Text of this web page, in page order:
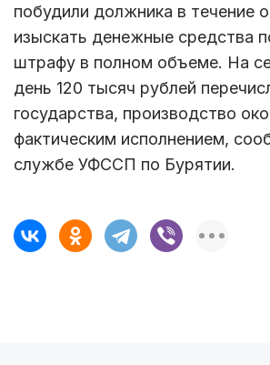
побудили должника в течение
изыскать денежные средства
штрафу в полном объеме. На
день 120 тысяч рублей
государства, производство
фактическим исполнением,
службе УФССП по Бурятии.